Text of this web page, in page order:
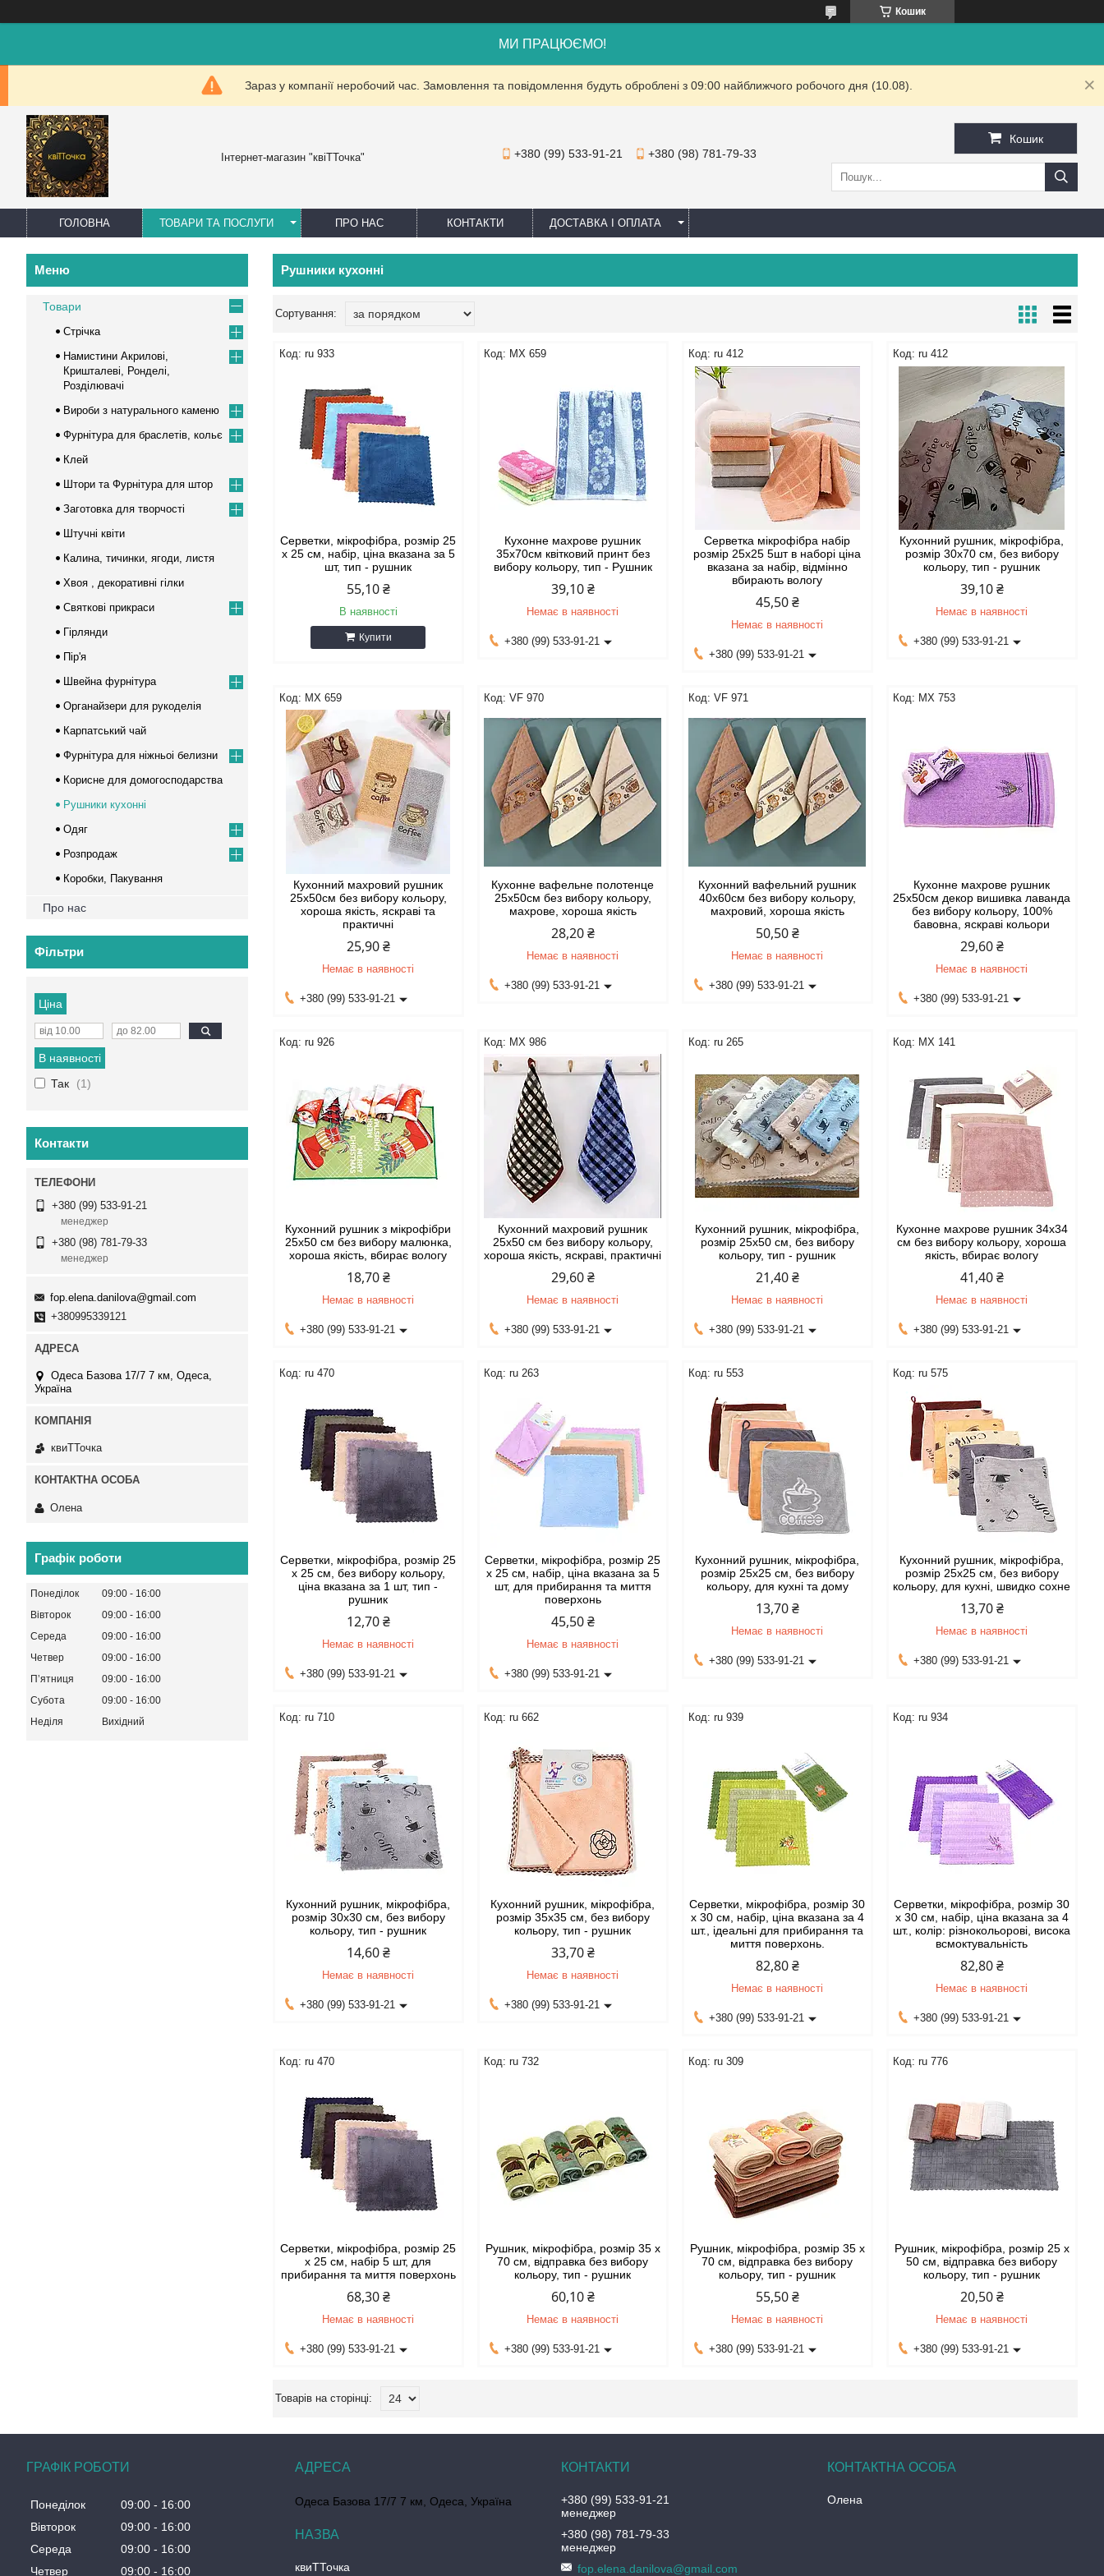
Кошик
МИ ПРАЦЮЄМО!
Зараз у компанії неробочий час. Замовлення та повідомлення будуть оброблені з 09:00 найближчого робочого дня (10.08).
Інтернет-магазин "квіТТочка" +380 (99) 533-91-21 +380 (98) 781-79-33
Кошик
ГОЛОВНА ТОВАРИ ТА ПОСЛУГИ ПРО НАС КОНТАКТИ ДОСТАВКА І ОПЛАТА
Рушники кухонні
ru 933
Серветки, мікрофібра, розмір 25
х 25 см, набір, ціна вказана за 5
шт, тип - рушник
55,10 ₴
В наявності
Купити
MX 659
Кухонне махрове рушник
35x70см квітковий принт без
вибору кольору, тип - Рушник
39,10 ₴
Немає в наявності
+380 (99) 533-91-21
ru 412
Серветка мікрофібра набір
розмір 25х25 5шт в наборі ціна
вказана за набір, відмінно
вбирають вологу
45,50 ₴
Немає в наявності
+380 (99) 533-91-21
ru 412
Кухонний рушник, мікрофібра,
розмір 30х70 см, без вибору
кольору, тип - рушник
39,10 ₴
Немає в наявності
+380 (99) 533-91-21
MX 659
Кухонний махровий рушник
25х50см без вибору кольору,
хороша якість, яскраві та
практичні
25,90 ₴
Немає в наявності
+380 (99) 533-91-21
VF 970
Кухонне вафельне полотенце
25х50см без вибору кольору,
махрове, хороша якість
28,20 ₴
Немає в наявності
+380 (99) 533-91-21
VF 971
Кухонний вафельний рушник
40х60см без вибору кольору,
махровий, хороша якість
50,50 ₴
Немає в наявності
+380 (99) 533-91-21
MX 753
Кухонне махрове рушник
25х50см декор вишивка лаванда
без вибору кольору, 100%
бавовна, яскраві кольори
29,60 ₴
Немає в наявності
+380 (99) 533-91-21
ru 926
Кухонний рушник з мікрофібри
25x50 см без вибору малюнка,
хороша якість, вбирає вологу
18,70 ₴
Немає в наявності
+380 (99) 533-91-21
MX 986
Кухонний махровий рушник
25х50 см без вибору кольору,
хороша якість, яскраві, практичні
29,60 ₴
Немає в наявності
+380 (99) 533-91-21
ru 265
Кухонний рушник, мікрофібра,
розмір 25х50 см, без вибору
кольору, тип - рушник
21,40 ₴
Немає в наявності
+380 (99) 533-91-21
MX 141
Кухонне махрове рушник 34х34
см без вибору кольору, хороша
якість, вбирає вологу
41,40 ₴
Немає в наявності
+380 (99) 533-91-21
ru 470
Серветки, мікрофібра, розмір 25
х 25 см, без вибору кольору,
ціна вказана за 1 шт, тип -
рушник
12,70 ₴
Немає в наявності
+380 (99) 533-91-21
ru 263
Серветки, мікрофібра, розмір 25
х 25 см, набір, ціна вказана за 5
шт, для прибирання та миття
поверхонь
45,50 ₴
Немає в наявності
+380 (99) 533-91-21
ru 553
Кухонний рушник, мікрофібра,
розмір 25х25 см, без вибору
кольору, для кухні та дому
13,70 ₴
Немає в наявності
+380 (99) 533-91-21
ru 575
Кухонний рушник, мікрофібра,
розмір 25х25 см, без вибору
кольору, для кухні, швидко сохне
13,70 ₴
Немає в наявності
+380 (99) 533-91-21
ru 710
Кухонний рушник, мікрофібра,
розмір 30х30 см, без вибору
кольору, тип - рушник
14,60 ₴
Немає в наявності
+380 (99) 533-91-21
ru 662
Кухонний рушник, мікрофібра,
розмір 35х35 см, без вибору
кольору, тип - рушник
33,70 ₴
Немає в наявності
+380 (99) 533-91-21
ru 939
Серветки, мікрофібра, розмір 30
х 30 см, набір, ціна вказана за 4
шт., ідеальні для прибирання та
миття поверхонь.
82,80 ₴
Немає в наявності
+380 (99) 533-91-21
ru 934
Серветки, мікрофібра, розмір 30
х 30 см, набір, ціна вказана за 4
шт., колір: різнокольорові, висока
всмоктувальність
82,80 ₴
Немає в наявності
+380 (99) 533-91-21
ru 470
Серветки, мікрофібра, розмір 25
х 25 см, набір 5 шт, для
прибирання та миття поверхонь
68,30 ₴
Немає в наявності
+380 (99) 533-91-21
ru 732
Рушник, мікрофібра, розмір 35 х
70 см, відправка без вибору
кольору, тип - рушник
60,10 ₴
Немає в наявності
+380 (99) 533-91-21
ru 309
Рушник, мікрофібра, розмір 35 х
70 см, відправка без вибору
кольору, тип - рушник
55,50 ₴
Немає в наявності
+380 (99) 533-91-21
ru 776
Рушник, мікрофібра, розмір 25 х
50 см, відправка без вибору
кольору, тип - рушник
20,50 ₴
Немає в наявності
+380 (99) 533-91-21
Товари
Стрічка
Намистини Акрилові,
Кришталеві, Ронделі,
Розділювачі
Вироби з натурального каменю
Фурнітура для браслетів, кольє
Клей
Штори та Фурнітура для штор
Заготовка для творчості
Штучні квіти
Калина, тичинки, ягоди, листя
Хвоя , декоративні гілки
Cвяткові прикраси
Гірлянди
Пір'я
Швейна фурнітура
Органайзери для рукоделія
Карпатський чай
Фурнітура для ніжньоі белизни
Корисне для домогосподарства
Рушники кухонні
Одяг
Розпродаж
Коробки, Пакування
Про нас
Фільтри
Ціна
В наявності
Так
1
Контакти
+380 (99) 533-91-21
менеджер
+380 (98) 781-79-33
менеджер
fop.elena.danilova@gmail.com
+380995339121
Одеса Базова 17/7 7 км, Одеса,
Україна
квиТТочка
Олена
Графік роботи
Понеділок 09:00
16:00
Вівторок
09:00
16:00
Середа
09:00
16:00
Четвер
09:00
16:00
Пʼятниця
09:00
16:00
Субота
09:00
16:00
Неділя
Вихідний
ГРАФІК РОБОТИ
Понеділок 09:00
16:00
Вівторок
09:00
16:00
Середа
09:00
16:00
Четвер
09:00 16:00
Одеса Базова 17/7 7 км, Одеса, Україна
квиТТочка
+380 (99) 533-91-21
менеджер
+380 (98) 781-79-33
менеджер
fop.elena.danilova@gmail.com
Олена